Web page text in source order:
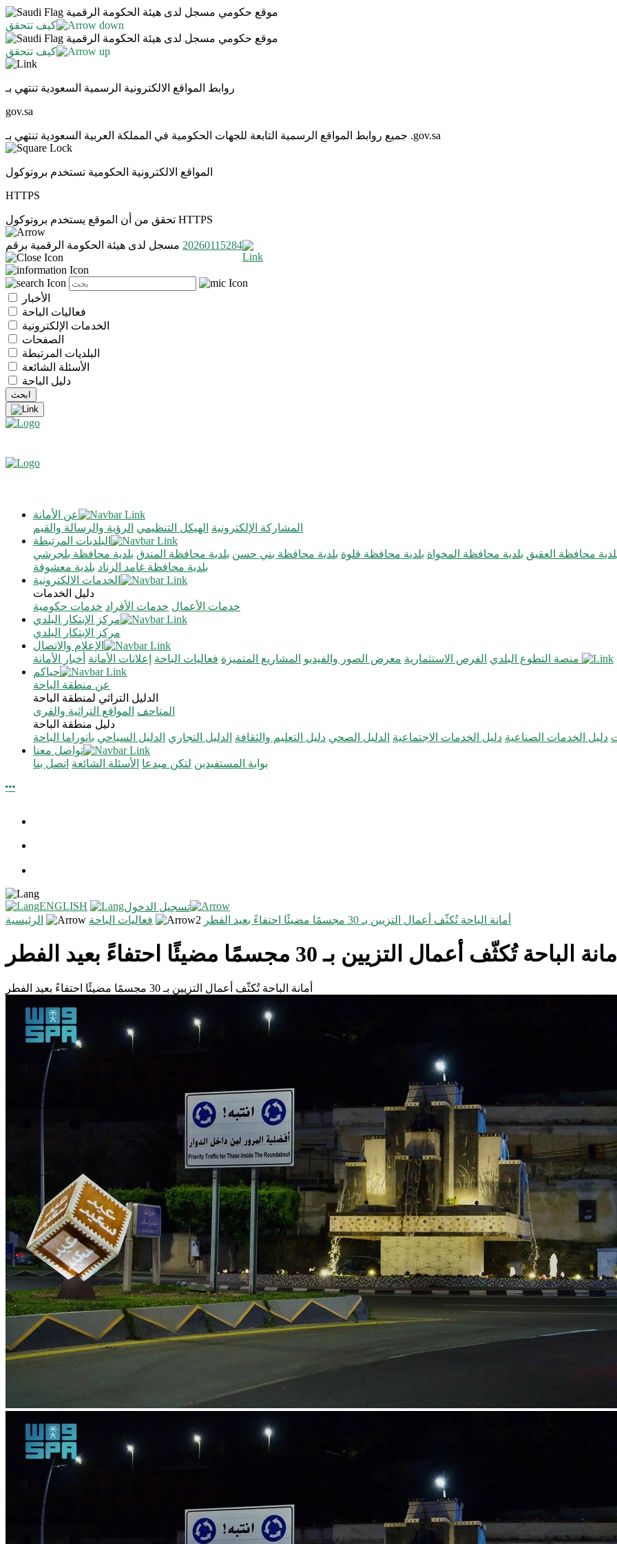
موقع حكومي مسجل لدى هيئة الحكومة الرقمية
كيف تتحقق
موقع حكومي مسجل لدى هيئة الحكومة الرقمية
كيف تتحقق
روابط المواقع الالكترونية الرسمية السعودية تنتهي بـ
gov.sa
جميع روابط المواقع الرسمية التابعة للجهات الحكومية في المملكة العربية السعودية تنتهي بـ .gov.sa
المواقع الالكترونية الحكومية تستخدم بروتوكول
HTTPS
تحقق من أن الموقع يستخدم بروتوكول HTTPS
مسجل لدى هيئة الحكومة الرقمية برقم 20260115284
الأخبار
فعاليات الباحة
الخدمات الإلكترونية
الصفحات
البلديات المرتبطة
الأسئلة الشائعة
دليل الباحة
عن الأمانة
الرؤية والرسالة والقيم الهيكل التنظيمي المشاركة الإلكترونية
البلديات المرتبطة
بلدية محافظة بلجرشي بلدية محافظة المندق بلدية محافظة بني حسن بلدية محافظة قلوة بلدية محافظة المخواة محافظة العقيق
بلدية معشوقة بلدية محافظة غامد الزناد
الخدمات الالكترونية
دليل الخدمات
خدمات حكومية خدمات الأفراد خدمات الأعمال
مركز الإبتكار البلدي
مركز الإبتكار البلدي
الإعلام والاتصال
أخبار الأمانة إعلانات الأمانة فعاليات الباحة المشاريع المتميزة معرض الصور والفيديو الفرص الاستثمارية منصة التطوع البلدي
حياكم
عن منطقة الباحة
الدليل التراثي لمنطقة الباحة
المواقع التراثية والقرى المتاحف
دليل منطقة الباحة
بانوراما الباحة الدليل السياحي الدليل التجاري دليل التعليم والثقافة الدليل الصحي دليل الخدمات الاجتماعية دليل الخدمات الصناعية
تواصل معنا
اتصل بنا الأسئلة الشائعة لتكن مبدعا بوابة المستفيدين
ENGLISH
تسجيل الدخول
الرئيسية
فعاليات الباحة أمانة الباحة تُكثّف أعمال التزيين بـ 30 مجسمًا مضيئًا احتفاءً بعيد الفطر
الباحة تُكثّف أعمال التزيين بـ 30 مجسمًا مضيئًا احتفاءً بعيد الفطر
أمانة الباحة تُكثّف أعمال التزيين بـ 30 مجسمًا مضيئًا احتفاءً بعيد الفطر